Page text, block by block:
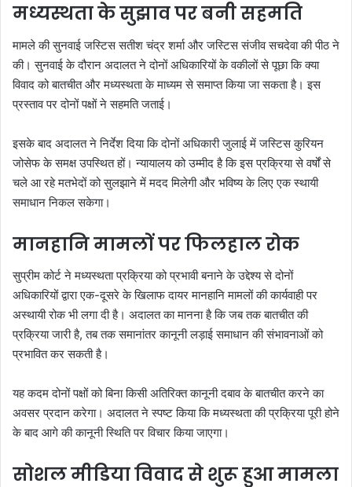
मध्यस्थता के सुझाव पर बनी सहमति
मामले की सुनवाई जस्टिस सतीश चंद्र शर्मा और जस्टिस संजीव सचदेवा की पीठ ने
की। सुनवाई के दौरान अदालत ने दोनों अधिकारियों के वकीलों से पूछा कि क्या
विवाद को बातचीत और मध्यस्थता के माध्यम से समाप्त किया जा सकता है। इस
प्रस्ताव पर दोनों पक्षों ने सहमति जताई।
इसके बाद अदालत ने निर्देश दिया कि दोनों अधिकारी जुलाई में जस्टिस कुरियन
जोसेफ के समक्ष उपस्थित हों। न्यायालय को उम्मीद है कि इस प्रक्रिया से वर्षों से
चले आ रहे मतभेदों को सुलझाने में मदद मिलेगी और भविष्य के लिए एक स्थायी
समाधान निकल सकेगा।
मानहानि मामलों पर फिलहाल रोक
सुप्रीम कोर्ट ने मध्यस्थता प्रक्रिया को प्रभावी बनाने के उद्देश्य से दोनों
अधिकारियों द्वारा एक-दूसरे के खिलाफ दायर मानहानि मामलों की कार्यवाही पर
अस्थायी रोक भी लगा दी है। अदालत का मानना है कि जब तक बातचीत की
प्रक्रिया जारी है, तब तक समानांतर कानूनी लड़ाई समाधान की संभावनाओं को
प्रभावित कर सकती है।
यह कदम दोनों पक्षों को बिना किसी अतिरिक्त कानूनी दबाव के बातचीत करने का
अवसर प्रदान करेगा। अदालत ने स्पष्ट किया कि मध्यस्थता की प्रक्रिया पूरी होने
के बाद आगे की कानूनी स्थिति पर विचार किया जाएगा।
सोशल मीडिया विवाद से शुरू हुआ मामला